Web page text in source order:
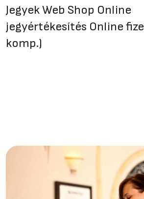
Jegyek Web Shop Online
jegyértékesítés Online
komp.)